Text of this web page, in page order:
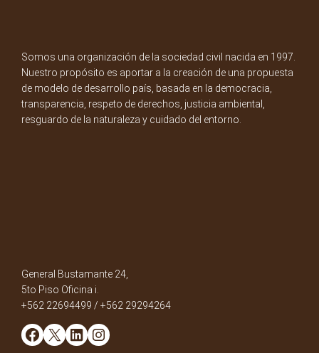
Somos una organización de la sociedad civil nacida en 1997.
Nuestro propósito es aportar a la creación de una propuesta
de modelo de desarrollo país, basada en la democracia,
transparencia, respeto de derechos, justicia ambiental,
resguardo de la naturaleza y cuidado del entorno.
General Bustamante 24,
5to Piso Oficina i.
+562 22694499 / +562 29294264